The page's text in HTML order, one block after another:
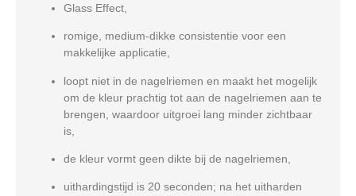
Glass Effect
romige, medium-dikke consistentie voor een
makkelijke applicatie,
loopt niet in de nagelriemen en maakt het mogelijk
om de kleur prachtig tot aan de nagelriemen aan te
brengen, waardoor uitgroei lang minder zichtbaar
is,
de kleur vormt geen dikte bij de nagelriemen,
uithardingstijd is 20 seconden; na het uitharden